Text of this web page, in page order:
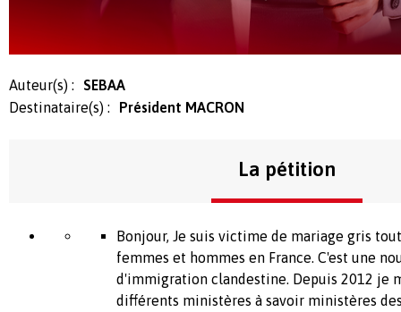
Auteur(s) :
SEBAA
Destinataire(s) :
Président MACRON
La pétition
Bonjour, Je suis victime de mariage gris
femmes et hommes en France. C'est une
d'immigration clandestine. Depuis 2012 je
différents ministères à savoir ministères